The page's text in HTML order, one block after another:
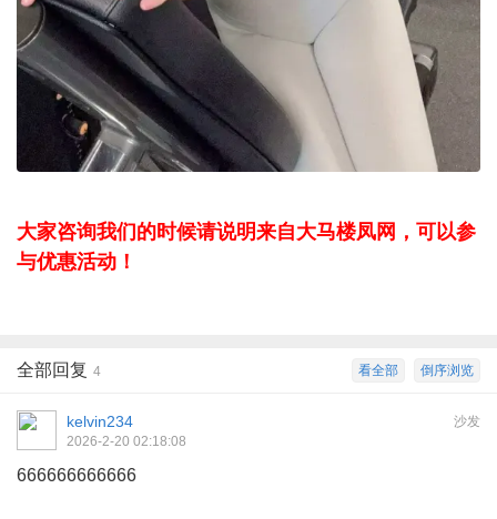
大家咨询我们的时候请说明来自大马楼凤网，可以参
与优惠活动！
倒序浏览
看全部
全部回复 4
沙发
kelvin234
2026-2-20 02:18:08
666666666666